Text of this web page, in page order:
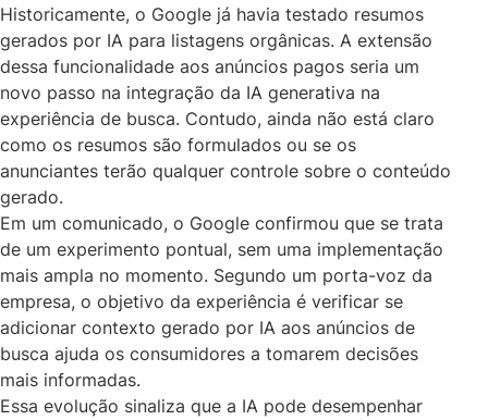
Historicamente, o Google já havia testado resumos
gerados por IA para listagens orgânicas. A extensão
dessa funcionalidade aos anúncios pagos seria um
novo passo na integração da IA generativa na
experiência de busca. Contudo, ainda não está claro
como os resumos são formulados ou se os
anunciantes terão qualquer controle sobre o conteúdo
gerado.
Em um comunicado, o Google confirmou que se trata
de um experimento pontual, sem uma implementação
mais ampla no momento. Segundo um porta-voz da
empresa, o objetivo da experiência é verificar se
adicionar contexto gerado por IA aos anúncios de
busca ajuda os consumidores a tomarem decisões
mais informadas.
Essa evolução sinaliza que a IA pode desempenhar